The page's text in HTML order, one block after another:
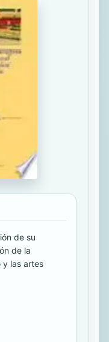
de su
de la
y las artes